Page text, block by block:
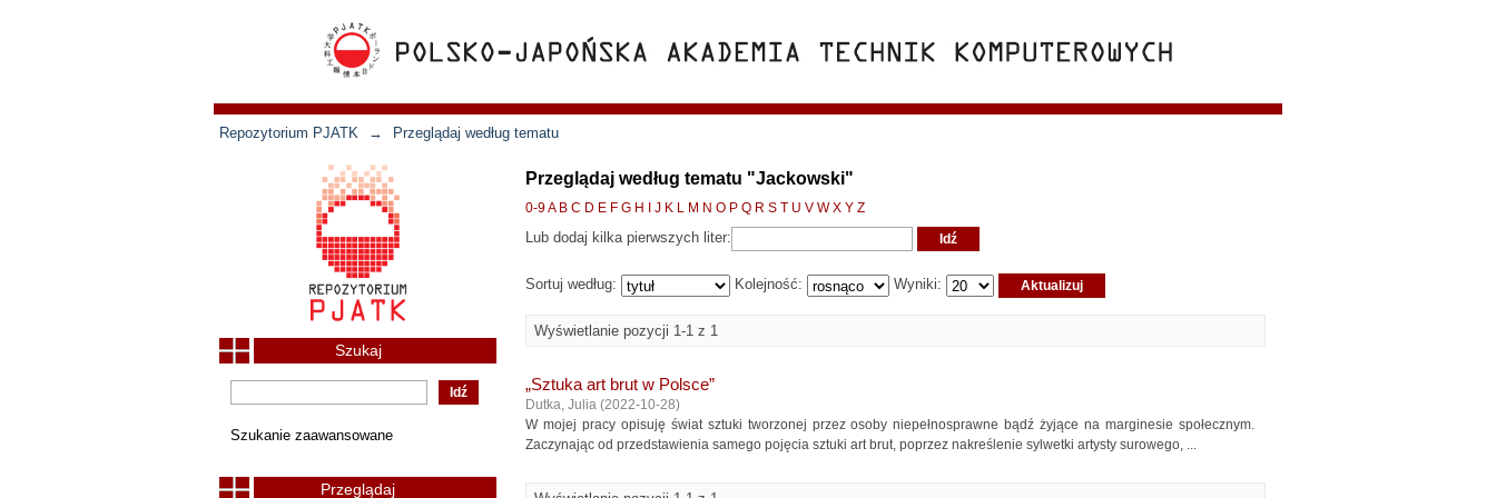
Repozytorium PJATK → Przeglądaj według tematu
Przeglądaj według tematu "Jackowski"
0-9A B C D E F G H J K L M N O P Q R S T U V W X Y Z
Lub dodaj kilka pierwszych liter:
Sortuj według: Kolejność: Wyniki:
Wyświetlanie pozycji 1-1 z 1
„Sztuka art brut w Polsce”
Dutka, Julia (2022-10-28)
W mojej pracy opisuję świat sztuki tworzonej przez osoby niepełnosprawne bądź żyjące na marginesie społecznym.
Zaczynając od przedstawienia samego pojęcia sztuki art brut, poprzez nakreślenie sylwetki artysty surowego, ...
Szukaj
Szukanie zaawansowane
Przeglądaj